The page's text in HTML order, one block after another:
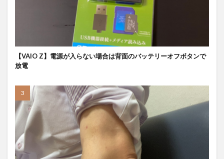
【VAIO Z】電源が入らない場合は背面のバッテリーオフボタンで
放電